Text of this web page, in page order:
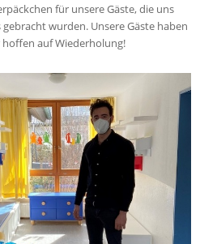
für unsere Gäste, die uns
wurden. Unsere Gäste haben
auf Wiederholung!